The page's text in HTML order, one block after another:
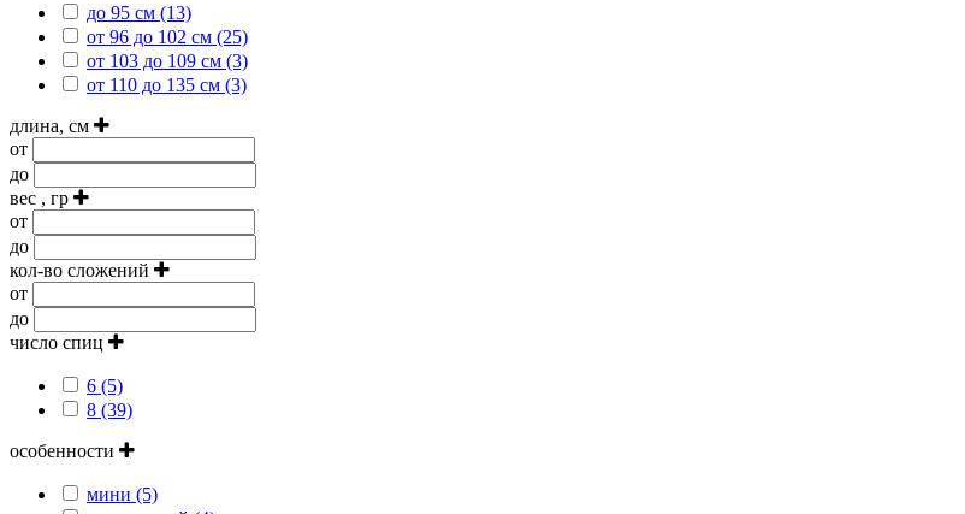
до 95 см (13)
от 96 до 102 см (25)
от 103 до 109 см (3)
от 110 до 135 см (3)
длина, см
от
до
вес , гр
от
до
кол-во сложений
от
до
число спиц
6 (5)
8 (39)
особенности
мини (5)